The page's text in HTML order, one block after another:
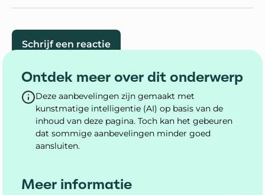
Schrijf een reactie
Ontdek meer over dit onderwerp
Deze aanbevelingen zijn gemaakt met
kunstmatige intelligentie (AI) op basis van de
inhoud van deze pagina. Toch kan het gebeuren
dat sommige aanbevelingen minder goed
aansluiten.
Meer informatie